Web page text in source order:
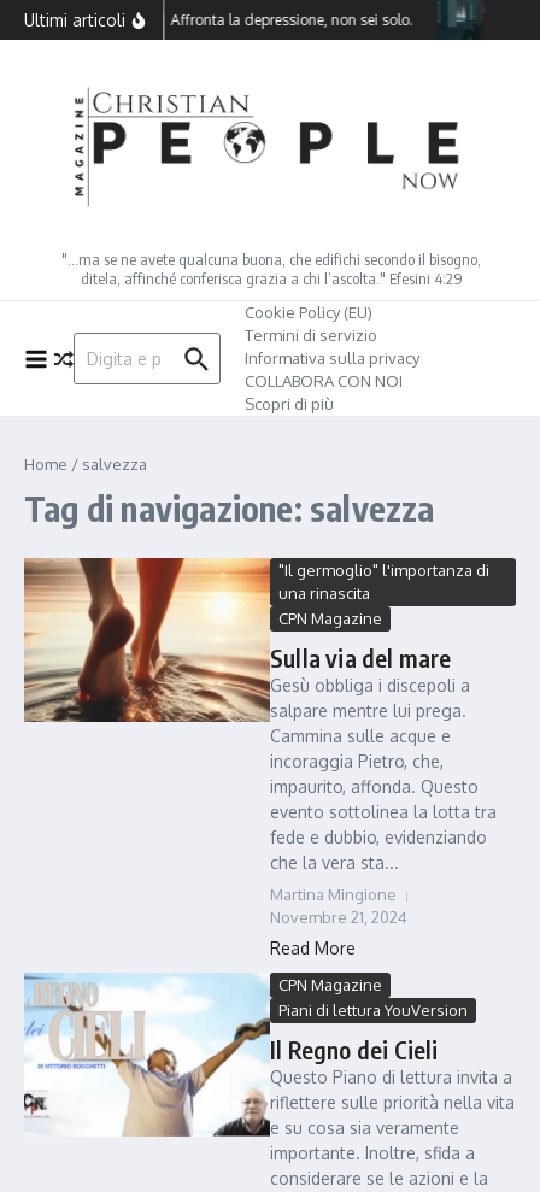
Salta al contenuto
Ultimi articoli Affronta la depressione, non sei solo.
"…ma se ne avete qualcuna buona, che edifichi secondo il bisogno,
ditela, affinché conferisca grazia a chi l’ascolta." Efesini 4:29
Cerca:
Cookie Policy (EU)
Termini di servizio
Informativa sulla privacy
COLLABORA CON NOI
Scopri di più
Home / salvezza
Tag di navigazione: salvezza
"Il germoglio" l'importanza di
una rinascita
CPN Magazine
Sulla via del mare
Gesù obbliga i discepoli a
salpare mentre lui prega.
Cammina sulle acque e
incoraggia Pietro, che,
impaurito, affonda. Questo
evento sottolinea la lotta tra
fede e dubbio, evidenziando
che la vera sta...
Martina Mingione
Novembre 21, 2024
Read More
CPN Magazine
Piani di lettura YouVersion
Il Regno dei Cieli
Questo Piano di lettura invita a
riflettere sulle priorità nella vita
e su cosa sia veramente
importante. Inoltre, sfida a
considerare se le azioni e la